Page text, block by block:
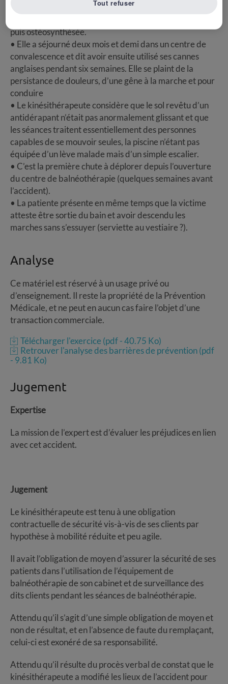
• Elle dit s’être traînée jusqu’à la porte pour appeler.
puis ostéosynthésée.
• Elle a séjourné deux mois et demi dans un centre de
convalescence et dit avoir ensuite utilisé ses cannes
anglaises pendant six semaines. Elle se plaint de la
persistance de douleurs, d’une gêne à la marche et pour
conduire
• Le kinésithérapeute considère que le sol revêtu d’un
antidérapant n’était pas anormalement glissant et que
les séances traitent essentiellement des personnes
capables de se mouvoir seules, la piscine n’étant pas
équipée d’un lève malade mais d’un simple escalier.
• C’est la première chute à déplorer depuis l’ouverture
du centre de balnéothérapie (quelques semaines avant
l’accident).
• La patiente présente en même temps que la victime
atteste être sortie du bain et avoir descendu les
marches sans s’essuyer (serviette au vestiaire ?).
Analyse
Ce matériel est réservé à un usage privé ou
d’enseignement. Il reste la propriété de la Prévention
Médicale, et ne peut en aucun cas faire l’objet d’une
transaction commerciale.
Télécharger l'exercice (pdf - 40.75 Ko)
Retrouver l'analyse des barrières de prévention (pdf
- 9.81 Ko)
Jugement
Expertise
La mission de l’expert est d’évaluer les préjudices en lien
avec cet accident.
Jugement
Le kinésithérapeute est tenu à une obligation
contractuelle de sécurité vis-à-vis de ses clients par
hypothèse à mobilité réduite et peu agile.
Il avait l’obligation de moyen d’assurer la sécurité de ses
patients dans l’utilisation de l’équipement de
balnéothérapie de son cabinet et de surveillance des
dits clients pendant les séances de balnéothérapie.
Attendu qu’il s’agit d’une simple obligation de moyen et
non de résultat, et en l’absence de faute du remplaçant,
celui-ci est exonéré de sa responsabilité.
Attendu qu’il résulte du procès verbal de constat que le
kinésithérapeute a modifié les lieux de l’accident pour
Tout refuser